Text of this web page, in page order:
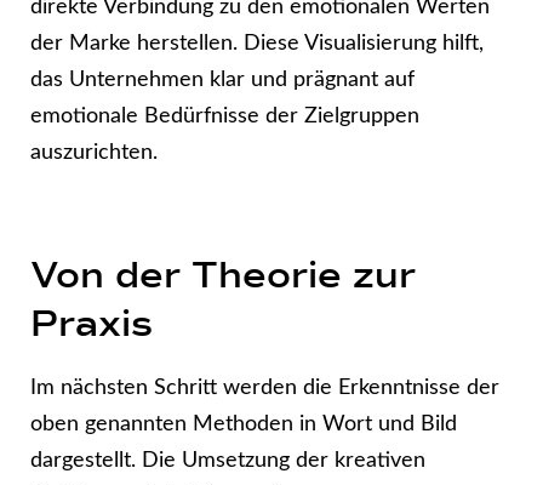
direkte Verbindung zu den emotionalen Werten
der Marke herstellen. Diese Visualisierung hilft,
das Unternehmen klar und prägnant auf
emotionale Bedürfnisse der Zielgruppen
auszurichten.
Von der Theorie zur
Praxis
Im nächsten Schritt werden die Erkenntnisse der
oben genannten Methoden in Wort und Bild
dargestellt. Die Umsetzung der kreativen